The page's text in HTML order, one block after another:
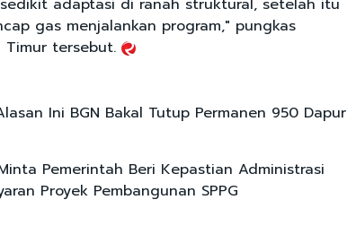
adaptasi di ranah struktural, setelah itu
gas menjalankan program," pungkas
Timur tersebut.
Ini BGN Bakal Tutup Permanen 950 Dapur
Pemerintah Beri Kepastian Administrasi
Proyek Pembangunan SPPG